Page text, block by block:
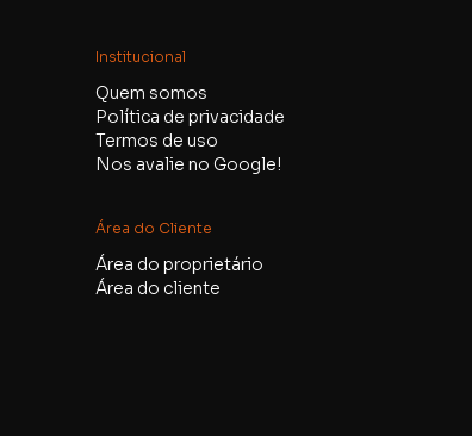
Institucional
Quem somos
Política de privacidade
Termos de uso
Nos avalie no Google!
Área do Cliente
Área do proprietário
Área do cliente